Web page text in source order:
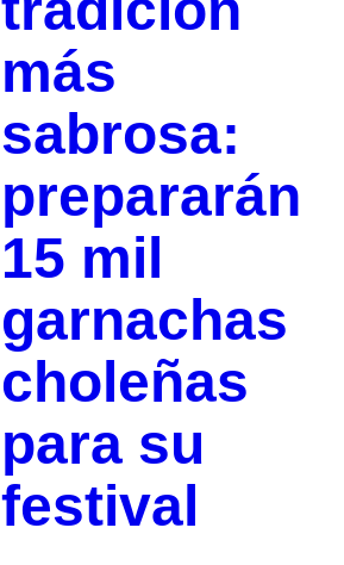
más
sabrosa:
prepararán
15 mil
garnachas
choleñas
para su
festival